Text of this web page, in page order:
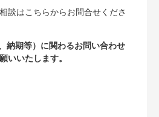
談はこちらからお問合せくださ
納期等）に関わるお問い合わせ
いいたします。